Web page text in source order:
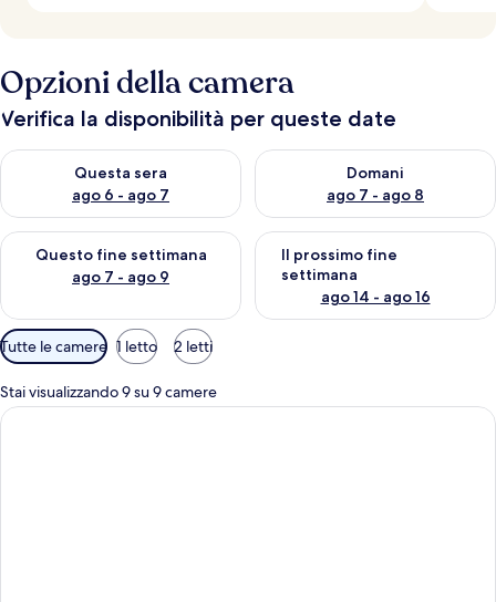
Opzioni della camera
Verifica la disponibilità per queste date
Questa sera
ago 6 - ago 7
Verifica la disponibilità per questa sera, ago 6 - ago 7
Domani
ago 7 - ago 8
Verifica la disponibilità per
Questo fine settimana
ago 7 - ago 9
Verifica la disponibilità per questo fine settimana, ago 7 - ago
Il prossimo fine
settimana
ago 14 - ago 16
Verifica la disponibilità per il
Filtri
disponibili
per
le
Tutte le camere 1 letto 2 letti
Stai visualizzando 9 su 9 camere